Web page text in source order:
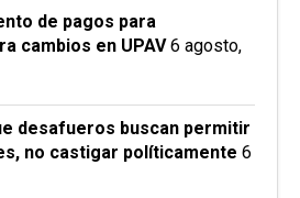
de pagos para
cambios en UPAV 6 agosto,
desafueros buscan permitir
no castigar políticamente 6